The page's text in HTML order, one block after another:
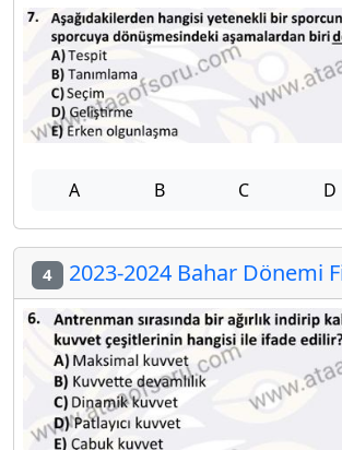
A B C D
4 2023-2024 Bahar Dönemi